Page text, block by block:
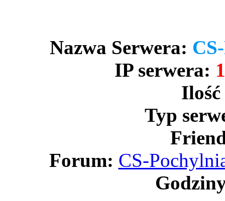
Nazwa Serwera:
IP serwera:
Typ
Forum: CS-